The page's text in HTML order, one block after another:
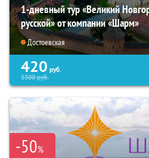
1-дневный тур «Великий
русской» от компании «Шарм»
Достоевская
420 руб.
3300руб.
-50%